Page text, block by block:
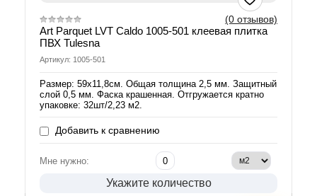
(0 отзывов)
Art Parquet LVT Caldo 1005-501 клеевая плитка
ПВХ Tulesna
Артикул: 1005-501
Размер: 59х11,8см. Общая толщина 2,5 мм. Защитный
слой 0,5 мм. Фаска крашенная. Отгружается кратно
упаковке: 32шт/2,23 м2.
Добавить к сравнению
Мне нужно:
Укажите количество